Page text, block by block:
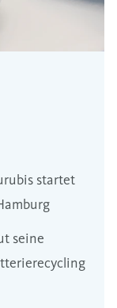
startet
seine